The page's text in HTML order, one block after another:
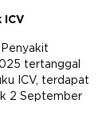
tertanggal
ICV, terdapat
2 September